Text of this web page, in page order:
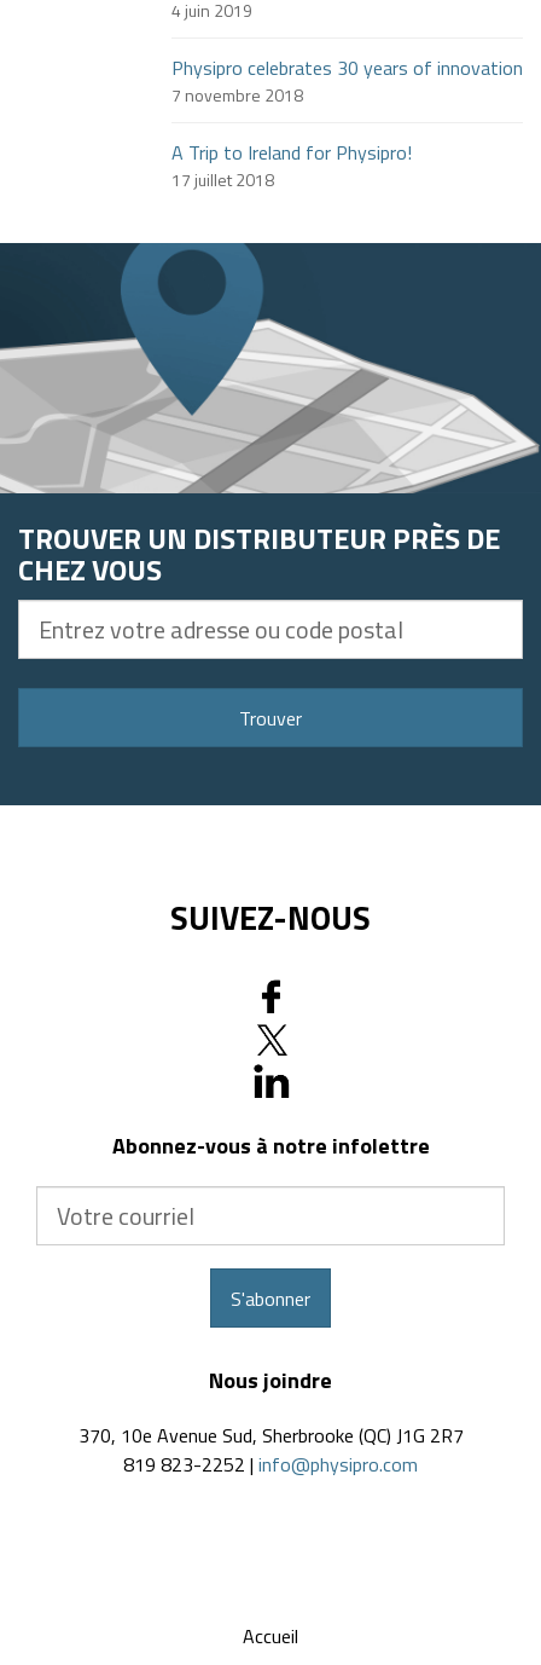
4 juin 2019
Physipro celebrates 30 years of innovation
7 novembre 2018
A Trip to Ireland for Physipro!
17 juillet 2018
TROUVER UN DISTRIBUTEUR PRÈS DE
CHEZ VOUS
votre
Trouver
SUIVEZ-NOUS
Abonnez-vous à notre infolettre
S'abonner
Nous joindre
370, 10e Avenue Sud, Sherbrooke (QC) J1G 2R7
819 823-2252 | info@physipro.com
Accueil